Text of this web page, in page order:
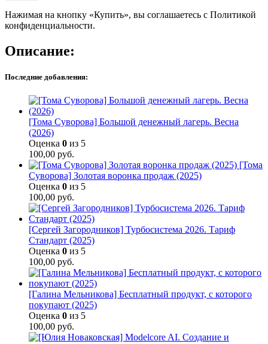
Нажимая на кнопку «Купить», вы соглашаетесь с Политикой
конфиденциальности.
Описание:
Последние добавления:
[Тома Суворова] Большой денежный лагерь. Весна
(2026)
Оценка 0 из 5
100,00 руб.
[Тома
Суворова] Золотая воронка продаж (2025)
Оценка 0 из 5
100,00 руб.
[Сергей Загородников] Турбосистема 2026. Тариф
Стандарт (2025)
Оценка 0 из 5
100,00 руб.
[Галина Мельникова] Бесплатный продукт, с которого
покупают (2025)
Оценка 0 из 5
100,00 руб.